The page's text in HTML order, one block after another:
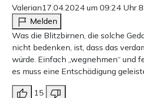
Valerian17.04.2024 um 09:24 Uhr
Melden
Was die Blitzbirnen, die solche
nicht bedenken, ist, dass das
würde. Einfach „wegnehmen“ und
es muss eine Entschädigung
15